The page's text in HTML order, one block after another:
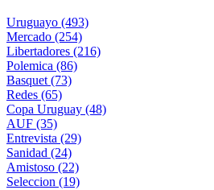
Uruguayo (493)
Mercado (254)
Libertadores (216)
Polemica (86)
Basquet (73)
Redes (65)
Copa Uruguay (48)
AUF (35)
Entrevista (29)
Sanidad (24)
Amistoso (22)
Seleccion (19)